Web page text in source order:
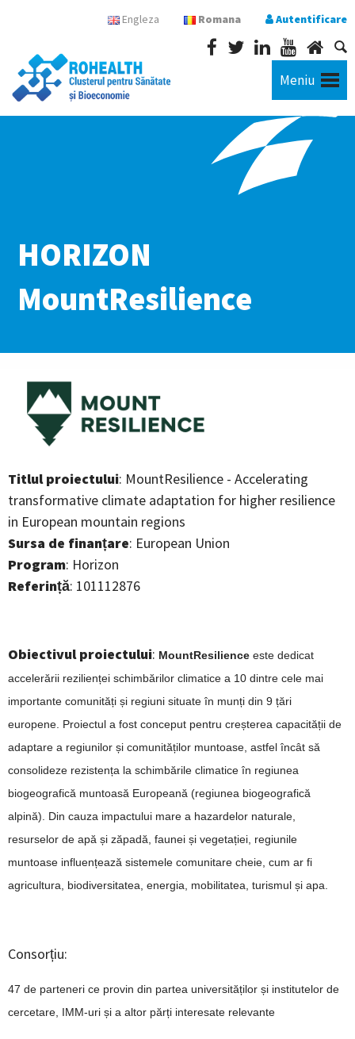
Engleza Romana Autentificare
Meniu
HORIZON
MountResilience
Titlul proiectului: MountResilience - Accelerating
transformative climate adaptation for higher resilience
in European mountain regions
Sursa de finanțare: European Union
Program: Horizon
Referință: 101112876
Obiectivul proiectului: MountResilience este dedicat
accelerării rezilienței schimbărilor climatice a 10 dintre cele mai
importante comunități și regiuni situate în munți din 9 țări
europene. Proiectul a fost conceput pentru creșterea capacității de
adaptare a regiunilor și comunităților muntoase, astfel încât să
consolideze rezistența la schimbările climatice în regiunea
biogeografică muntoasă Europeană (regiunea biogeografică
alpină). Din cauza impactului mare a hazardelor naturale,
resurselor de apă și zăpadă, faunei și vegetației, regiunile
muntoase influențează sistemele comunitare cheie, cum ar fi
agricultura, biodiversitatea, energia, mobilitatea, turismul și apa.
Consorțiu:
47 de parteneri ce provin din partea universităților și institutelor de
cercetare, IMM-uri și a altor părți interesate relevante